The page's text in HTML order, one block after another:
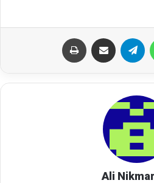
می‌کنند. زیرا این اخبار
بازار ایجاد می‌کنند که
خبر مهم اقتصادی ممکن
قیمت یک ارز شود، یا
دنبال داشته باشد. اما باید
با ریسک بالایی همراه
کافی هستند، زیرا
Ali